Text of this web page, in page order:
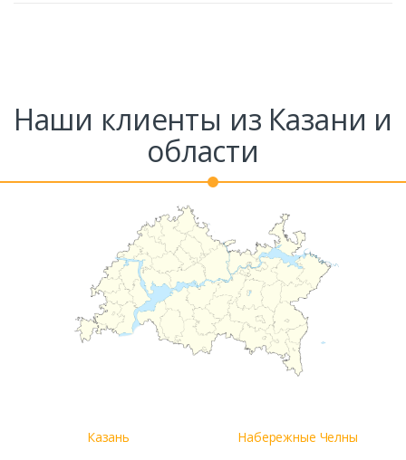
Наши клиенты из Казани и
области
Казань Набережные Челны